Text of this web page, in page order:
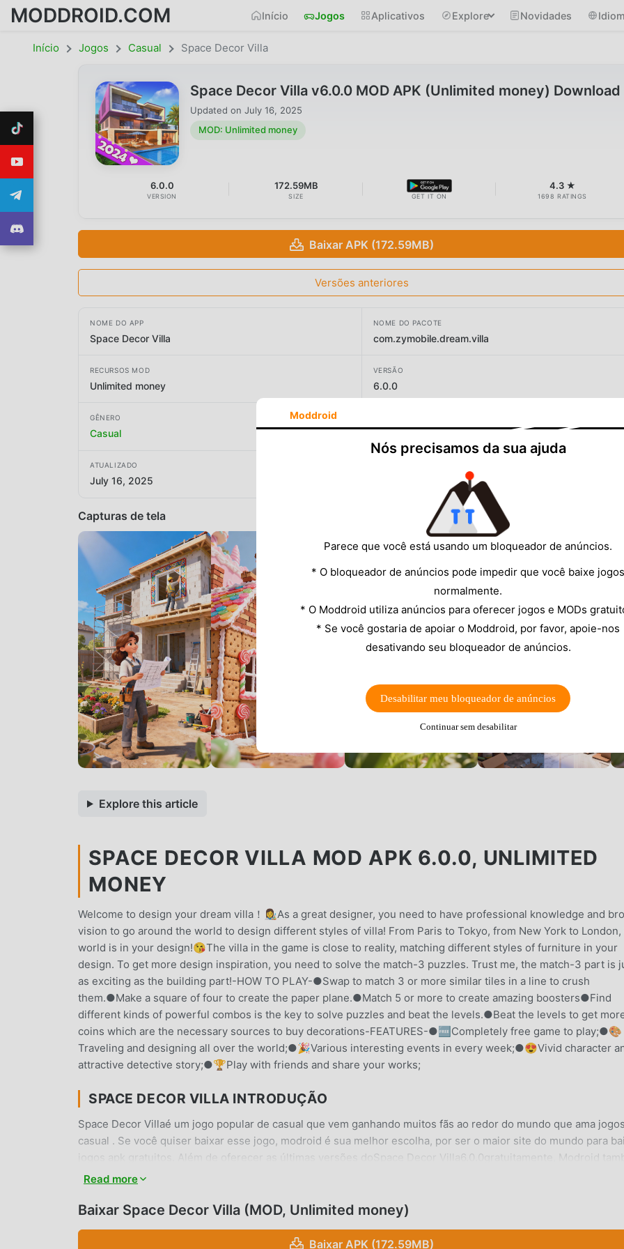
MODDROID.COM Início Jogos Aplicativos Explore Novidades
Início Jogos Casual Space Decor Villa
Space Decor Villa v6.0.0 MOD APK (Unlimited money) Download
Updated on July 16, 2025
MOD: Unlimited money
6.0.0
VERSION
172.59MB
SIZE GET IT ON
4.3 ★
1698 RATINGS
Baixar APK (172.59MB)
Versões anteriores
NOME DO APP
Space Decor Villa
NOME DO PACOTE
com.zymobile.dream.villa
RECURSOS MOD
Unlimited money
VERSÃO
6.0.0
GÊNERO
Casual ZYMOBILE LIMITED
ATUALIZADO
July 16, 2025
Capturas de tela
Explore this article
SPACE DECOR VILLA MOD APK 6.0.0, UNLIMITED
MONEY
Welcome to design your dream villa！👩‍🎨As a great designer, you need to have professional knowledge and
vision to go around the world to design different styles of villa! From Paris to Tokyo, from New York to London,
world is in your design!😘The villa in the game is close to reality, matching different styles of furniture in your
design. To get more design inspiration, you need to solve the match-3 puzzles. Trust me, the match-3 part is
as exciting as the building part!-HOW TO PLAY-●Swap to match 3 or more similar tiles in a line to crush
them.●Make a square of four to create the paper plane.●Match 5 or more to create amazing boosters●Find
different kinds of powerful combos is the key to solve puzzles and beat the levels.●Beat the levels to get
coins which are the necessary sources to buy decorations-FEATURES-●🆓Completely free game to play;●🎨
Traveling and designing all over the world;●🎉Various interesting events in every week;●😍Vivid character
attractive detective story;●🏆Play with friends and share your works;
SPACE DECOR VILLA INTRODUÇÃO
Space Decor Villaé um jogo popular de casual que vem ganhando muitos fãs ao redor do mundo que ama
casual . Se você quiser baixar esse jogo, modroid é sua melhor escolha, por ser o maior site do mundo para
jogos apk gratuitos. Além de oferecer as últimas versões doSpace Decor Villa6.0.0gratuitamente, Modroid
oferece Unlimited money mod gratuitamente, te ajudando a pular tarefas repetitivas nos jogos, para que você
Villairá cobrar nenhuma tarifa dos usuários, além de ser 100% seguro e gratuito para instalar. Baixe o moddroid
Read more
Baixar Space Decor Villa (MOD, Unlimited money)
Baixar APK (172.59MB)
Moddroid
Nós precisamos da sua ajuda
Parece que você está usando um bloqueador de anúncios.
* O bloqueador de anúncios pode impedir que você baixe jogos
normalmente.
* O Moddroid utiliza anúncios para oferecer jogos e MODs
* Se você gostaria de apoiar o Moddroid, por favor, apoie-nos
desativando seu bloqueador de anúncios.
Desabilitar meu bloqueador de anúncios
Continuar sem desabilitar